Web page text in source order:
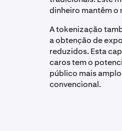
dinheiro mantêm o
A tokenização
a obtenção de
reduzidos. Esta
caros tem o
público mais
convencional.